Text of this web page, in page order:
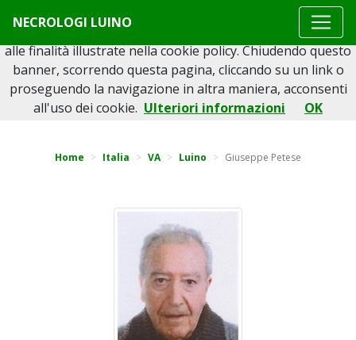
NECROLOGI LUINO
Torna indietro
Home Italia VA Luino Giuseppe Petese
Questo sito o gli strumenti terzi da questo utilizzati si
avvalgono di cookie necessari al funzionamento ed utili
alle finalità illustrate nella cookie policy. Chiudendo questo
banner, scorrendo questa pagina, cliccando su un link o
proseguendo la navigazione in altra maniera, acconsenti
all'uso dei cookie. Ulteriori informazioni OK